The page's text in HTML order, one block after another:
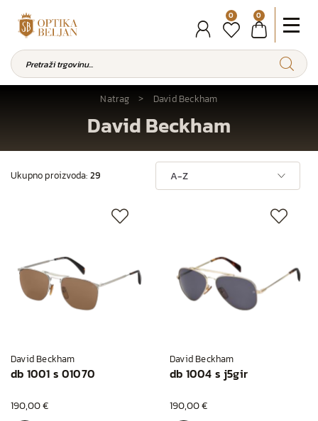
0 0
Natrag David Beckham
David Beckham
Ukupno proizvoda: 29
David Beckham
db 1001 s 01070
190,00 €
David Beckham
db 1004 s j5gir
190,00 €